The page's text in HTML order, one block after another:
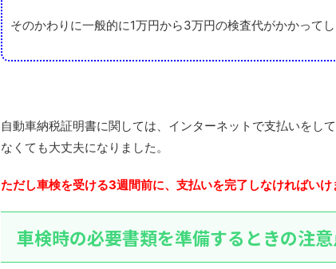
そのかわりに一般的に1万円から3万円の検査代がかかってし
自動車納税証明書に関しては、インターネットで支払いをし
なくても大丈夫になりました。
ただし車検を受ける3週間前に、支払いを完了しなければいけ
車検時の必要書類を準備するときの注意